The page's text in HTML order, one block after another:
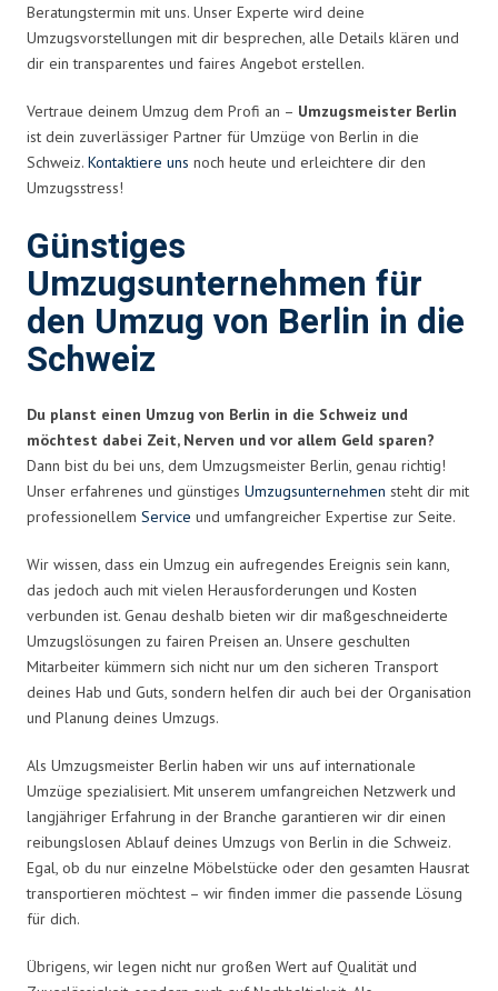
Beratungstermin mit uns. Unser Experte wird deine
Umzugsvorstellungen mit dir besprechen, alle Details klären und
dir ein transparentes und faires Angebot erstellen.
Vertraue deinem Umzug dem Profi an – Umzugsmeister Berlin
ist dein zuverlässiger Partner für Umzüge von Berlin in die
Schweiz. Kontaktiere uns noch heute und erleichtere dir den
Umzugsstress!
Günstiges
Umzugsunternehmen für
den Umzug von Berlin in die
Schweiz
Du planst einen Umzug von Berlin in die Schweiz und
möchtest dabei Zeit, Nerven und vor allem Geld sparen?
Dann bist du bei uns, dem Umzugsmeister Berlin, genau richtig!
Unser erfahrenes und günstiges Umzugsunternehmen steht dir mit
professionellem Service und umfangreicher Expertise zur Seite.
Wir wissen, dass ein Umzug ein aufregendes Ereignis sein kann,
das jedoch auch mit vielen Herausforderungen und Kosten
verbunden ist. Genau deshalb bieten wir dir maßgeschneiderte
Umzugslösungen zu fairen Preisen an. Unsere geschulten
Mitarbeiter kümmern sich nicht nur um den sicheren Transport
deines Hab und Guts, sondern helfen dir auch bei der Organisation
und Planung deines Umzugs.
Als Umzugsmeister Berlin haben wir uns auf internationale
Umzüge spezialisiert. Mit unserem umfangreichen Netzwerk und
langjähriger Erfahrung in der Branche garantieren wir dir einen
reibungslosen Ablauf deines Umzugs von Berlin in die Schweiz.
Egal, ob du nur einzelne Möbelstücke oder den gesamten Hausrat
transportieren möchtest – wir finden immer die passende Lösung
für dich.
Übrigens, wir legen nicht nur großen Wert auf Qualität und